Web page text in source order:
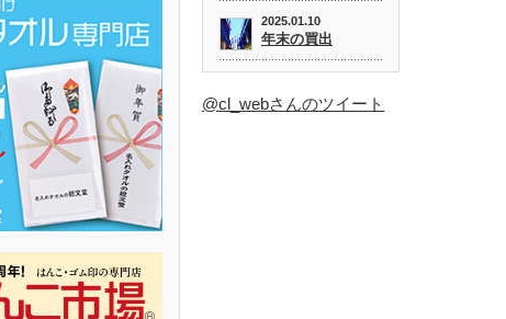
2025.01.10
年末の買出
@cl_webさんのツイート